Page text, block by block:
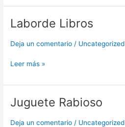
Laborde Libros
Deja un comentario / Uncategorized
Laborde
Leer más »
Juguete Rabioso
Deja un comentario / Uncategorized
Juguete
Rabioso